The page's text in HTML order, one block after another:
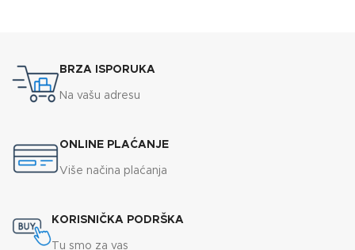
BRZA ISPORUKA
Na vašu adresu
ONLINE PLAĆANJE
Više načina plaćanja
KORISNIČKA PODRŠKA
Tu smo za vas